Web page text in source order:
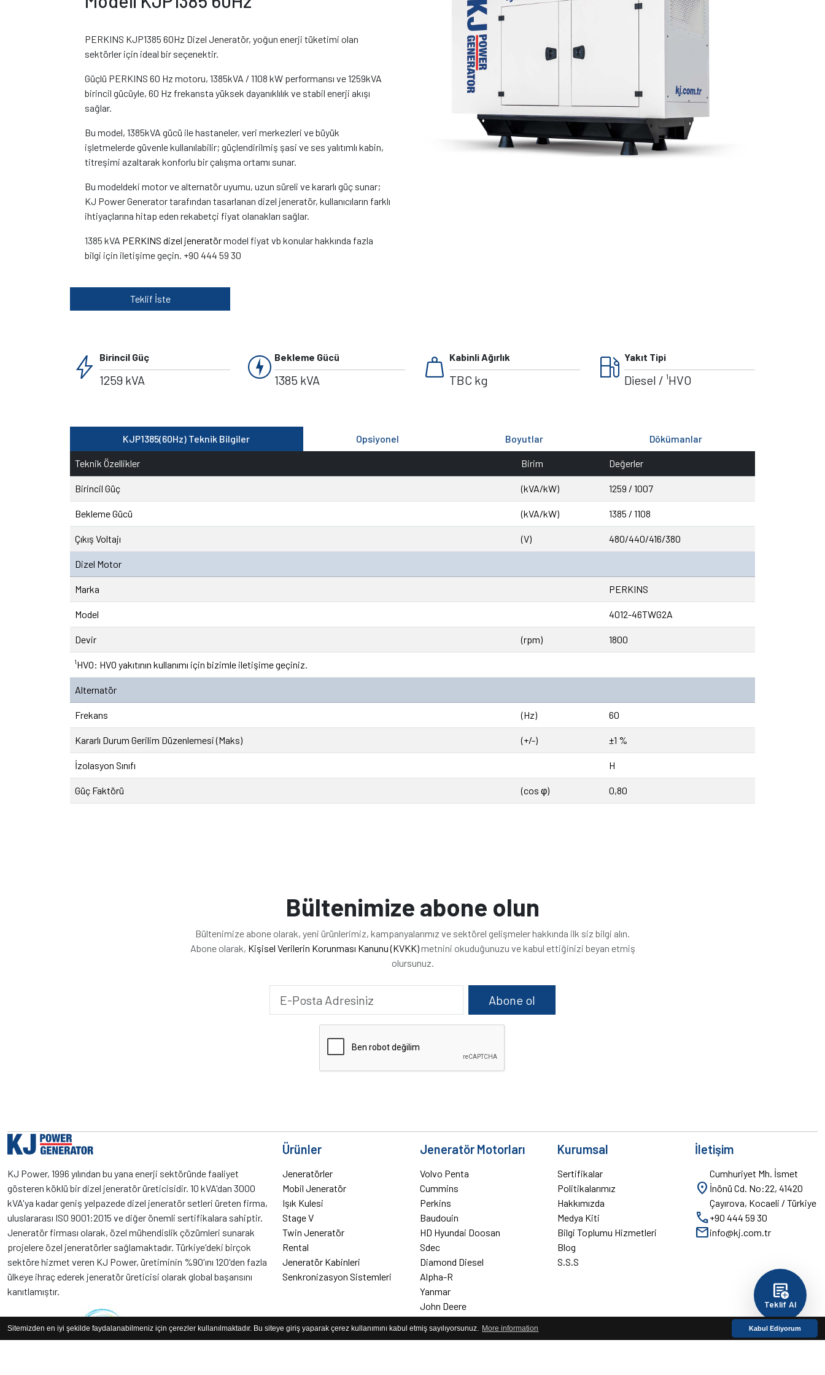
Sitemizden en iyi şekilde faydalanabilmeniz için çerezler kullanılmaktadır. Bu siteye giriş yaparak çerez kullanımını kabul etmiş sayılıyorsunuz. More information Kabul Ediyorum
PERKINS KJP1385 60Hz Dizel Jeneratör, yoğun enerji tüketimi olan
sektörler için ideal bir seçenektir.
Güçlü PERKINS 60 Hz motoru, 1385kVA / 1108 kW performansı ve 1259kVA
birincil gücüyle, 60 Hz frekansta yüksek dayanıklılık ve stabil enerji akışı
sağlar.
Bu model, 1385kVA gücü ile hastaneler, veri merkezleri ve büyük
işletmelerde güvenle kullanılabilir; güçlendirilmiş şasi ve ses yalıtımlı kabin,
titreşimi azaltarak konforlu bir çalışma ortamı sunar.
Bu modeldeki motor ve alternatör uyumu, uzun süreli ve kararlı güç sunar;
KJ Power Generator tarafından tasarlanan dizel jeneratör, kullanıcıların farklı
ihtiyaçlarına hitap eden rekabetçi fiyat olanakları sağlar.
1385 kVA PERKINS dizel jeneratörmodel fiyat vb konular hakkında fazla
bilgi için iletişime geçin. +90 444 59 30
Teklif İste
bolt Birincil Güç
1259 kVA charger Bekleme Gücü
1385 kVA weight Kabinli Ağırlık
TBC kg local_gas_station Yakıt Tipi
Diesel / ¹HVO
KJP1385(60Hz) Teknik Bilgiler Opsiyonel Boyutlar Dökümanlar
Teknik Özellikler Birim Değerler
Birincil Güç (kVA/kW) 1259 / 1007
Bekleme Gücü (kVA/kW) 1385 / 1108
Çıkış Voltajı (V) 480/440/416/380
Dizel Motor
Marka PERKINS
Model 4012-46TWG2A
Devir (rpm) 1800
¹HVO: HVO yakıtının kullanımı için bizimle iletişime geçiniz.
Alternatör
Frekans (Hz) 60
Kararlı Durum Gerilim Düzenlemesi (Maks) (+/-) ±1 %
İzolasyon Sınıfı H
Güç Faktörü (cos φ) 0,80
add_notes
Teklif Al
Bültenimize abone olun
Bültenimize abone olarak, yeni ürünlerimiz, kampanyalarımız ve sektörel gelişmeler hakkında ilk siz bilgi alın.
Abone olarak, Kişisel Verilerin Korunması Kanunu (KVKK)metnini okuduğunuzu ve kabul ettiğinizi beyan etmiş
olursunuz.
Abone ol
KJ Power, 1996 yılından bu yana enerji sektöründe faaliyet
gösteren köklü bir dizel jeneratör üreticisidir. 10 kVA'dan 3000
kVA'ya kadar geniş yelpazede dizel jeneratör setleri üreten firma,
uluslararası ISO 9001:2015 ve diğer önemli sertifikalara sahiptir.
Jeneratör firması olarak, özel mühendislik çözümleri sunarak
projelere özel jeneratörler sağlamaktadır. Türkiye'deki birçok
sektöre hizmet veren KJ Power, üretiminin %90'ını 120'den fazla
ülkeye ihraç ederek jeneratör üreticisi olarak global başarısını
kanıtlamıştır.
Ürünler
Jeneratörler
Mobil Jeneratör
Işık Kulesi
Stage V
Twin Jeneratör
Rental
Jeneratör Kabinleri
Senkronizasyon Sistemleri
Jeneratör Motorları
Volvo Penta
Cummins
Perkins
Baudouin
HD Hyundai Doosan
Sdec
Diamond Diesel
Alpha-R
Yanmar
John Deere
Yangdong
Kurumsal
Sertifikalar
Politikalarımız
Hakkımızda
Medya Kiti
Bilgi Toplumu Hizmetleri
Blog
S.S.S
İletişim
location_on
Cumhuriyet Mh. İsmet
İnönü Cd. No:22, 41420
Çayırova, Kocaeli / Türkiye
call+90 444 59 30
mailinfo@kj.com.tr